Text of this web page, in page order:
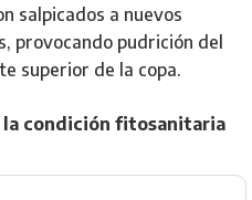
salpicados a nuevos
provocando pudrición del
superior de la copa.
condición fitosanitaria